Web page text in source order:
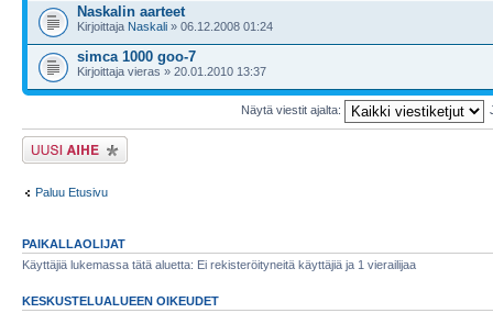
Naskalin aarteet
Kirjoittaja Naskali » 06.12.2008 01:24
simca 1000 goo-7
Kirjoittaja vieras » 20.01.2010 13:37
Näytä viestit ajalta:
Lähetä uusi viesti
Paluu Etusivu
PAIKALLAOLIJAT
Käyttäjiä lukemassa tätä aluetta: Ei rekisteröityneitä käyttäjiä ja 1 vierailijaa
KESKUSTELUALUEEN OIKEUDET